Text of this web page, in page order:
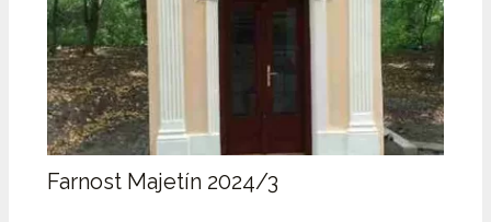
Farnost Majetín 2024/3